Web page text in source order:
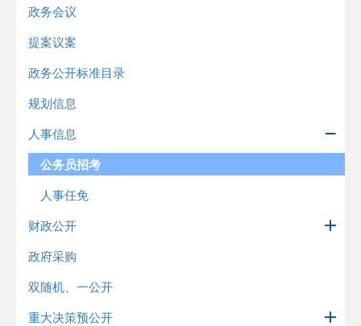
政务会议
提案议案
政务公开标准目录
规划信息
人事信息
公务员招考
人事任免
财政公开
政府采购
双随机、一公开
重大决策预公开